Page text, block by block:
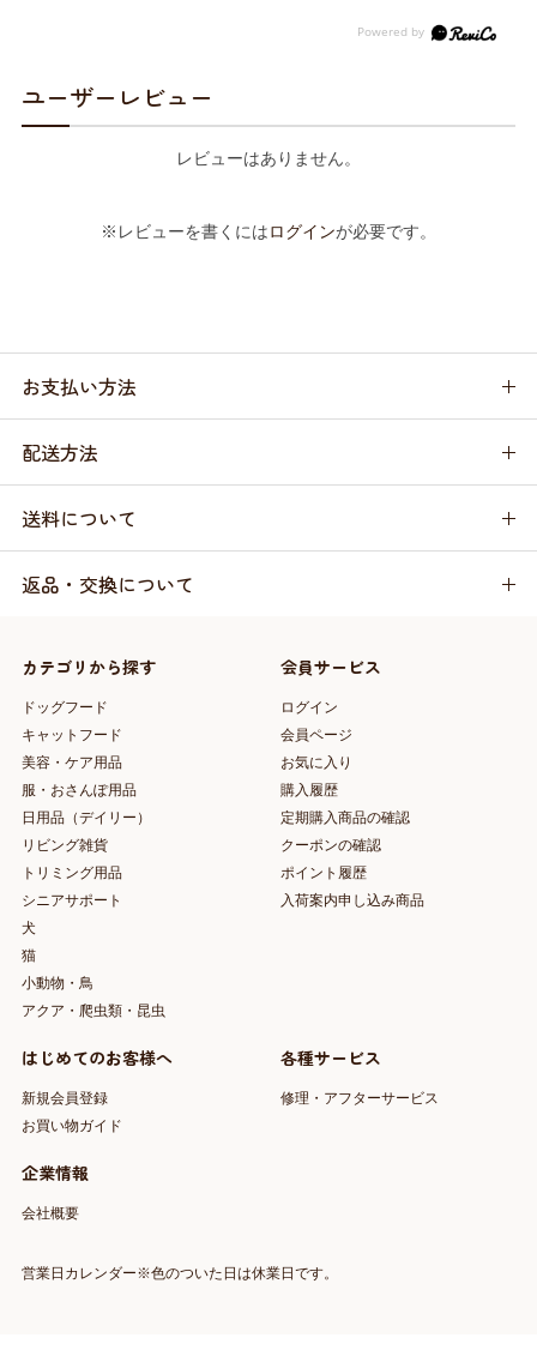
ユーザーレビュー
レビューはありません。
※レビューを書くにはログインが必要です。
お支払い方法
配送方法
送料について
返品・交換について
カテゴリから探す
ドッグフード
キャットフード
美容・ケア用品
服・おさんぽ用品
日用品（デイリー）
リビング雑貨
トリミング用品
シニアサポート
犬
猫
小動物・鳥
アクア・爬虫類・昆虫
会員サービス
ログイン
会員ページ
お気に入り
購入履歴
定期購入商品の確認
クーポンの確認
ポイント履歴
入荷案内申し込み商品
はじめてのお客様へ
新規会員登録
お買い物ガイド
各種サービス
修理・アフターサービス
企業情報
会社概要
営業日カレンダー※色のついた日は休業日です。